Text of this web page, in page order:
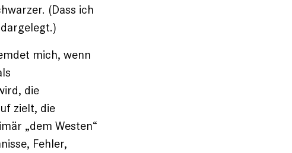
(Dass ich
dargelegt.)
mich, wenn
die
zielt, die
„dem Westen“
Fehler,